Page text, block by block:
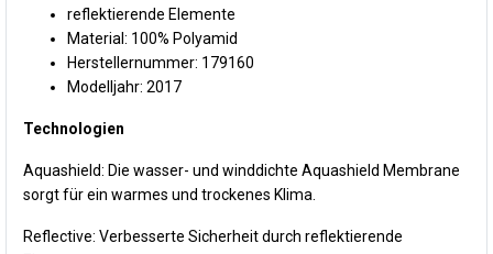
reflektierende Elemente
Material: 100% Polyamid
Herstellernummer: 179160
Modelljahr: 2017
Technologien
Aquashield: Die wasser- und winddichte Aquashield Membrane
sorgt für ein warmes und trockenes Klima.
Reflective: Verbesserte Sicherheit durch reflektierende